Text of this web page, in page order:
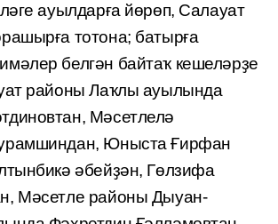
ауылдарға йөрөп, Салауат
тотона; батырға
белгән байтаҡ кешеләрҙе
районы Лаҡлы ауылында
Мәсетлелә
Юныста Ғирфан
әбейҙән, Гөлзифа
Мәсетле районы Дыуан-